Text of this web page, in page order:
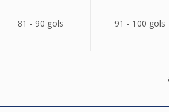
81 - 90 gols 91 - 100 gols